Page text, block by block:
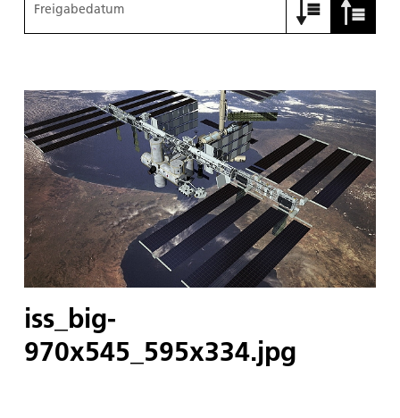
Freigabedatum
iss_big-
970x545_595x334.jpg